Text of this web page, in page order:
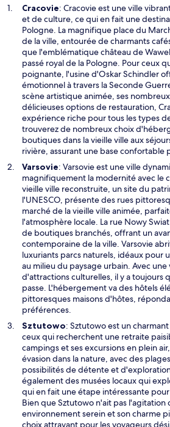
CracovieS
’
o
u
v
r
e
d
a
n
s
u
n
e
n
o
u
v
e
l
l
e
f
e
n
ê
t
r
e
: Cracovie est une ville
et de culture, ce qui en fait une
Pologne. La magnifique place du
de la ville, entourée de charmants
que l'emblématique château de
passé royal de la Pologne. Pour ceux
poignante, l'usine d'Oskar Schindler
émotionnel à travers la Seconde
scène artistique animée, ses
délicieuses options de restauration,
expérience riche pour tous les types
trouverez de nombreux choix
boutiques dans la vieille ville aux
rivière, assurant une base confortable
VarsovieS
’
o
u
v
r
e
d
a
n
s
u
n
e
o
u
v
e
l
l
e
f
e
: Varsovie est une ville
magnifiquement la modernité avec le
vieille ville reconstruite, un site du
l'UNESCO, présente des rues
marché de la vieille ville animée,
l'atmosphère locale. La rue Nowy
de boutiques branchés, offrant un
contemporaine de la ville. Varsovie
luxuriants parcs naturels, idéaux pour
au milieu du paysage urbain. Avec
d'attractions culturelles, il y a toujours
passe. L'hébergement va des hôtels
pittoresques maisons d'hôtes,
préférences.
Sztutowo: Sztutowo est un
ceux qui recherchent une retraite
campings et ses excursions en plein
évasion dans la nature, avec des
possibilités de détente et
également des musées locaux qui
qui en fait une étape intéressante
Bien que Sztutowo n'ait pas l'agitation
environnement serein et son charme
choix attrayant pour les voyageurs